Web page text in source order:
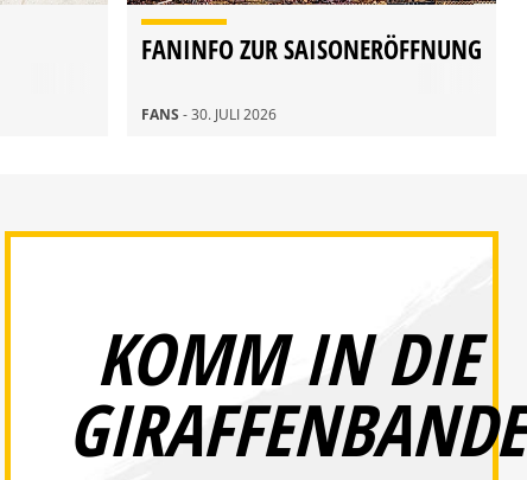
FANINFO ZUR SAISONERÖFFNUNG
FANS - 30. JULI 2026
KOMM IN DIE
GIRAFFENBANDE